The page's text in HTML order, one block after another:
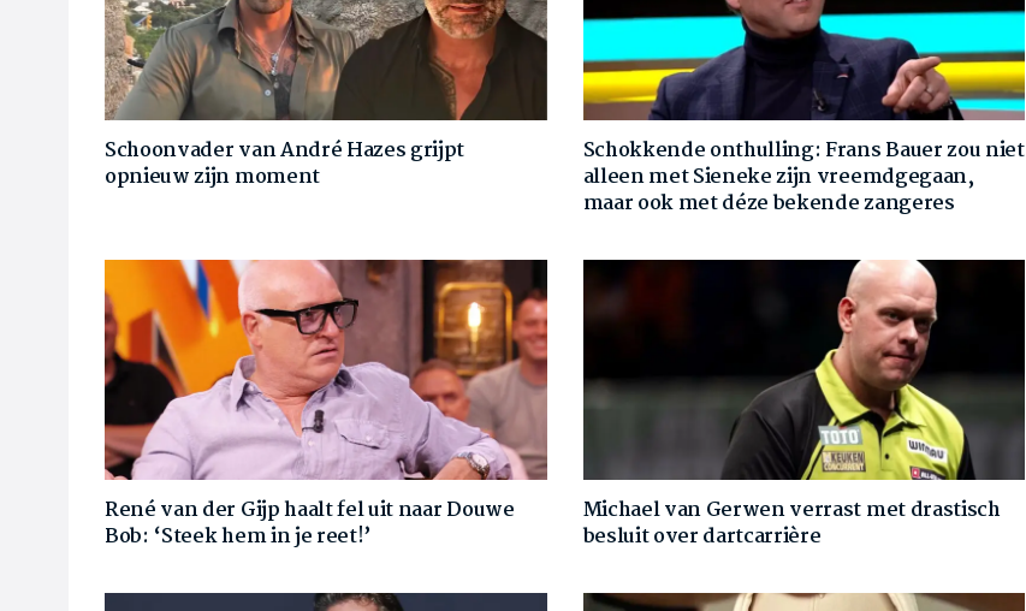
Schoonvader van André Hazes grijpt
opnieuw zijn moment
Schokkende onthulling: Frans Bauer zou niet
alleen met Sieneke zijn vreemdgegaan,
maar ook met déze bekende zangeres
René van der Gijp haalt fel uit naar Douwe
Bob: ‘Steek hem in je reet!’
Michael van Gerwen verrast met drastisch
besluit over dartcarrière